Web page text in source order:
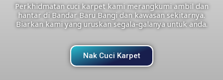
Perkhidmatan cuci karpet kami merangkumi ambil dan
hantar di Bandar Baru Bangi dan kawasan sekitarnya.
Biarkan kami yang uruskan segala-galanya untuk anda.
Nak Cuci Karpet